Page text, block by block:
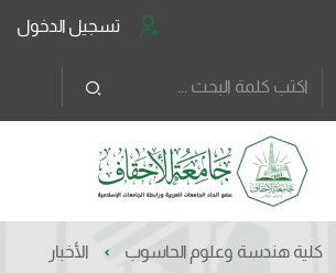
تسجيل الدخول
كلية هندسة وعلوم الحاسوب الأخبار